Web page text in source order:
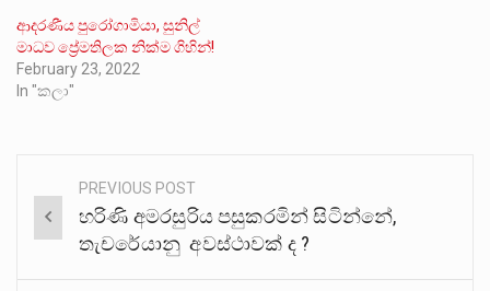
ආදරණීය පුරෝගාමියා, සුනිල්
මාධව ප්‍රේමතිලක නික්ම ගිහින්!
February 23, 2022
In "කලා"
Post
navigation
PREVIOUS POST
හරිණි අමරසුරිය පසුකරමින් සිටින්නේ,
තැචරේයානු අවස්ථාවක් ද ?